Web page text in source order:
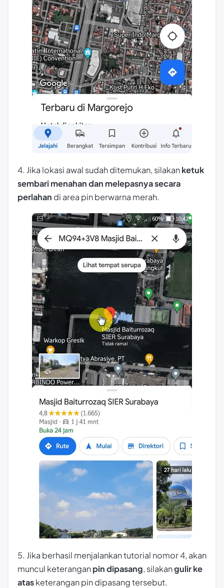
4. Jika lokasi awal sudah ditemukan, silakanketuk
sembari menahan dan melepasnya secara
perlahan di area pin berwarna merah.
5. Jika berhasil menjalankan tutorial nomor 4, akan
muncul keteranganpin dipasang, silakangulir ke
atasketerangan pin dipasang tersebut.